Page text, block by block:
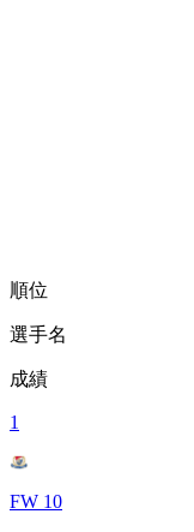
順位
選手名
成績
1
FW 10